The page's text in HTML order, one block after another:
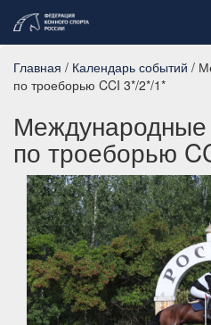
Главная / Календарь событий /
по троеборью CCI 3*/2*/1*
Международные
по троеборью